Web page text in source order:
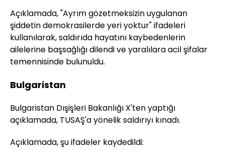
Açıklamada, "Ayrım gözetmeksizin uygulanan
şiddetin demokrasilerde yeri yoktur" ifadeleri
kullanılarak, saldırıda hayatını kaybedenlerin
ailelerine başsağlığı dilendi ve yaralılara acil şifalar
temennisinde bulunuldu.
Bulgaristan
Bulgaristan Dışişleri Bakanlığı X'ten yaptığı
açıklamada, TUSAŞ'a yönelik saldırıyı kınadı.
Açıklamada, şu ifadeler kaydedildi: